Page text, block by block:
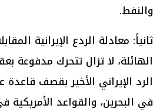
والنفط.
ثانياً: معادلة الردع الإيرانية
الهائلة، لا تزال تتحرك مدفوعة
الرد الإيراني الأخير بقصف
في البحرين، والقواعد